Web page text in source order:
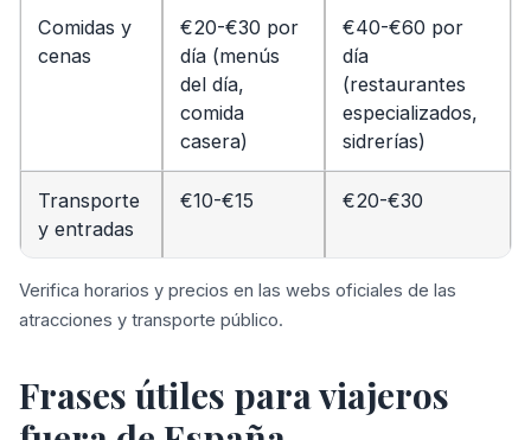
Comidas y
cenas
€20-€30 por
día (menús
del día,
comida
casera)
€40-€60 por
día
(restaurantes
especializados,
sidrerías)
Transporte
y entradas
€10-€15 €20-€30
Verifica horarios y precios en las webs oficiales de las
atracciones y transporte público.
Frases útiles para viajeros